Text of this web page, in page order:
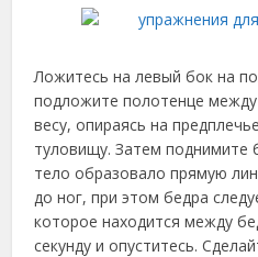
Ложитесь на левый бок на
подложите полотенце
весу, опираясь на
туловищу. Затем поднимите
тело образовало прямую
до ног, при этом бедра
которое находится между
секунду и опуститесь.